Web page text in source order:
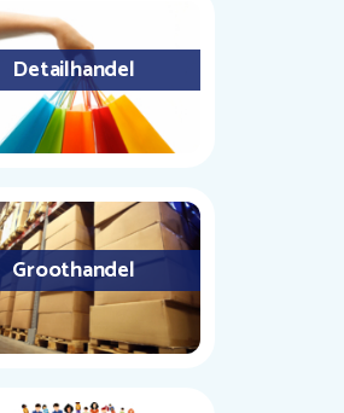
Detailhandel
Groothandel